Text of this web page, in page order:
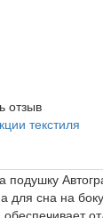
отзыв
текстиля
сна на